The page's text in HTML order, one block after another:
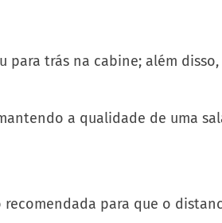
trás na cabine; além
a qualidade de uma
para que o